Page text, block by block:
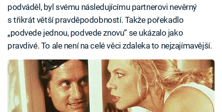
podváděl, byl svému následujícímu partnerovi nevěrný
s třikrát větší pravděpodobností. Takže pořekadlo
„podvede jednou, podvede znovu“ se ukázalo jako
pravdivé. To ale není na celé věci zdaleka to nejzajímavější.